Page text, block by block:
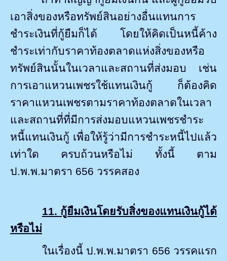
เอาสิ่งของหรือทรัพย์สินอย่างอื่นแทนการ
ชำระเงินที่กู้ยืมก็ได้ โดยให้คิดเป็นหนี้ค้าง
ชำระเท่ากับราคาท้องตลาดแห่งสิ่งของหรือ
ทรัพย์สินนั้นในเวลาและสถานที่ส่งมอบ เช่น
การเอาแหวนเพชรใช้แทนเงินกู้ ก็ต้องคิด
ราคาแหวนเพชรตามราคาท้องตลาดในเวลา
และสถานที่ที่มีการส่งมอบแหวนเพชรชำระ
หนี้แทนเงินกู้ เพื่อให้รู้ว่ามีการชำระหนี้ไปแล้ว
เท่าใด ครบถ้วนหรือไม่
ทั้งนี้ ตาม
ป.พ.พ.มาตรา 656 วรรคสอง
11. กู้ยืมเงินโดยรับสิ่งของแทนเงินกู้ได้
หรือไม่
ในเรื่องนี้ ป.พ.พ.มาตรา 656 วรรคแรก